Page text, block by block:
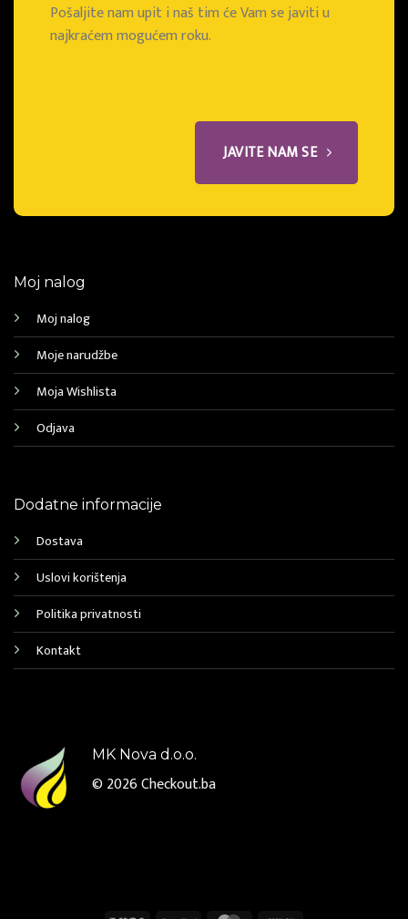
Pošaljite nam upit i naš tim će Vam se javiti u
najkraćem mogućem roku.
JAVITE NAM SE
Moj nalog
Moj nalog
Moje narudžbe
Moja Wishlista
Odjava
Dodatne informacije
Dostava
Uslovi korištenja
Politika privatnosti
Kontakt
MK Nova d.o.o.
© 2026Checkout.ba